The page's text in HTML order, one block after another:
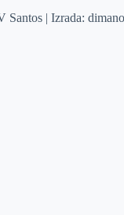
Santos | Izrada: